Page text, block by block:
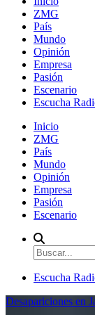
ZMG
País
Mundo
Opinión
Empresa
Pasión
Escenario
Escucha
Inicio
ZMG
País
Mundo
Opinión
Empresa
Pasión
Escenario
Escucha
Desapariciones en